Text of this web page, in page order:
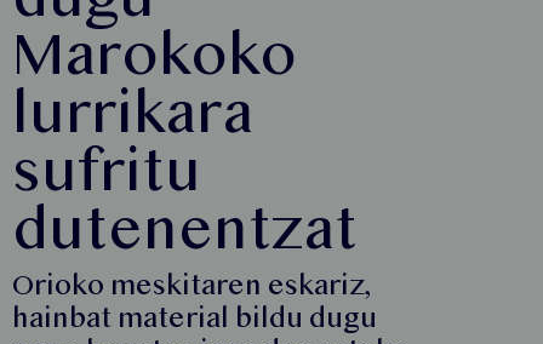
Marokoko
lurrikara
sufritu
dutenentzat
Orioko meskitaren eskariz,
hainbat material bildu dugu